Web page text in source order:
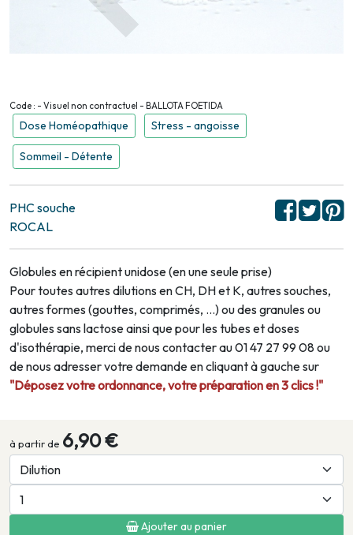
Code : - Visuel non contractuel - BALLOTA FOETIDA
Dose Homéopathique Stress - angoisse
Sommeil - Détente
PHC souche
ROCAL
Globules en récipient unidose (en une seule prise)
Pour toutes autres dilutions en CH, DH et K, autres souches,
autres formes (gouttes, comprimés, …) ou des granules ou
globules sans lactose ainsi que pour les tubes et doses
d'isothérapie, merci de nous contacter au 01 47 27 99 08 ou
de nous adresser votre demande en cliquant à gauche sur
"Déposez votre ordonnance, votre préparation en 3 clics !"
à partir de 6,90 €
Ajouter au panier